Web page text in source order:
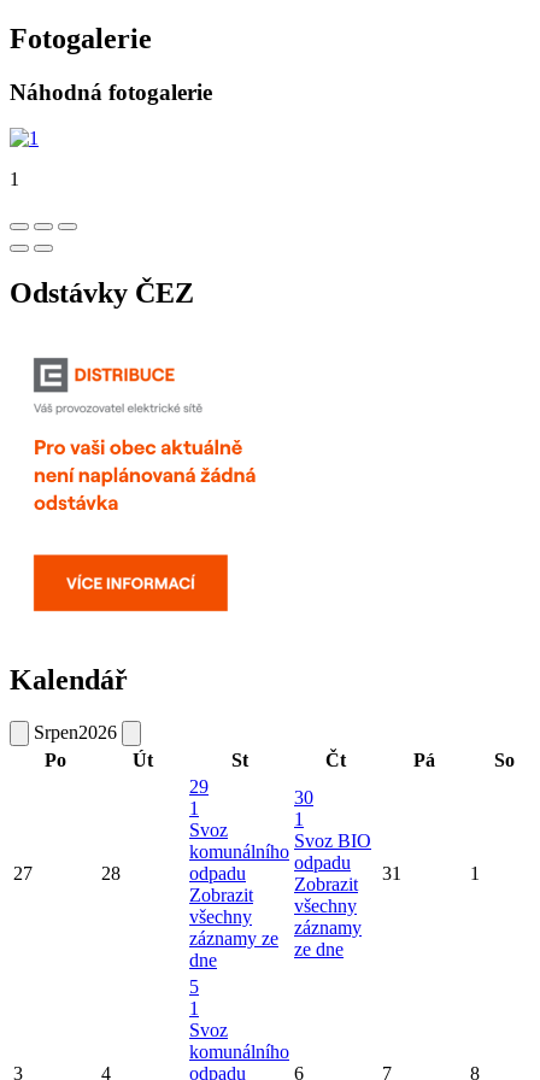
Fotogalerie
Náhodná fotogalerie
1
Odstávky ČEZ
Kalendář
Srpen2026
Po
Út St Čt Pá So
27 28
29
1
Svoz
komunálního
odpadu
Zobrazit
všechny
záznamy ze
dne
30
1
Svoz BIO
odpadu
Zobrazit
všechny
záznamy
ze dne
31 1
3 4
5
1
Svoz
komunálního
odpadu
6 7 8